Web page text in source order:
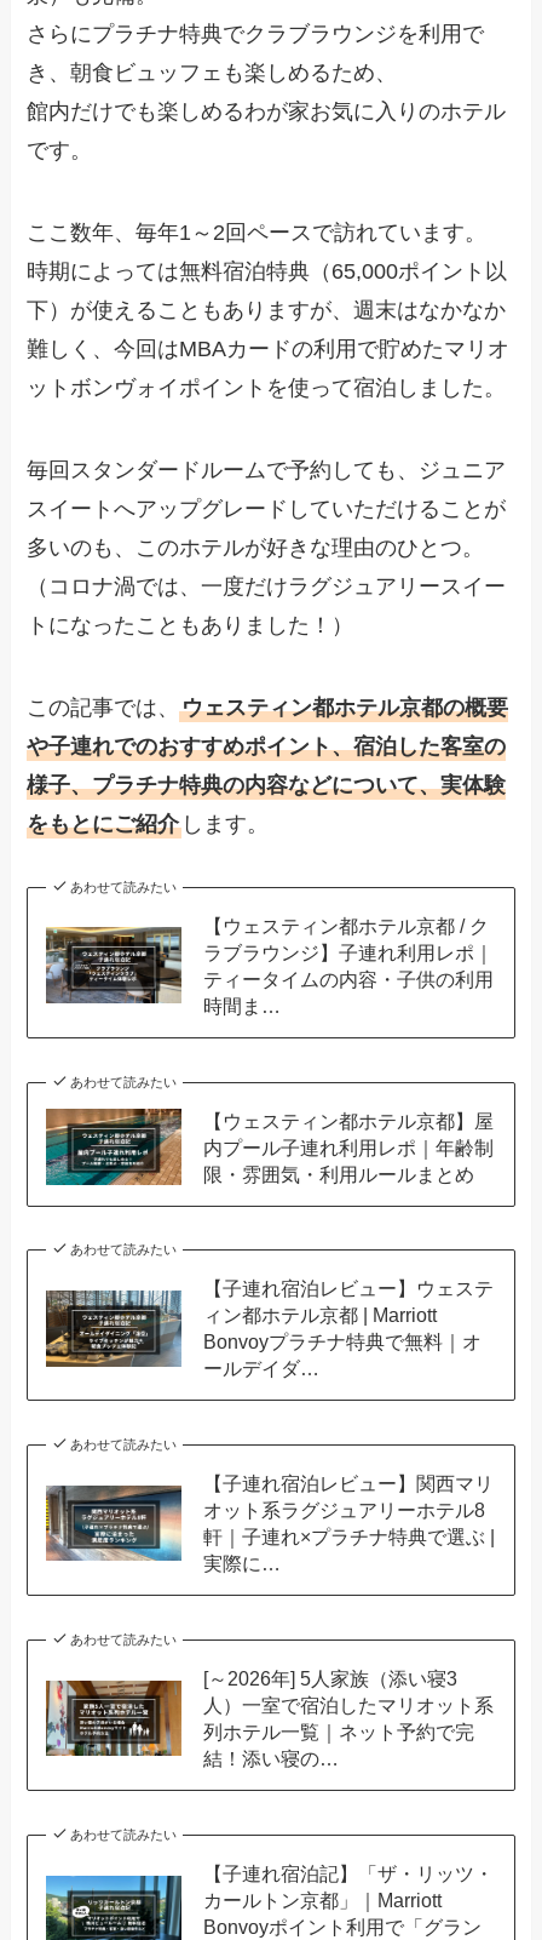
さらにプラチナ特典でクラブラウンジを利用で
き、朝食ビュッフェも楽しめるため、
館内だけでも楽しめるわが家お気に入りのホテル
です。
ここ数年、毎年1～2回ペースで訪れています。
時期によっては無料宿泊特典（65,000ポイント以
下）が使えることもありますが、週末はなかなか
難しく、今回はMBAカードの利用で貯めたマリオ
ットボンヴォイポイントを使って宿泊しました。
毎回スタンダードルームで予約しても、ジュニア
スイートへアップグレードしていただけることが
多いのも、このホテルが好きな理由のひとつ。
（コロナ渦では、一度だけラグジュアリースイー
トになったこともありました！）
この記事では、ウェスティン都ホテル京都の概要
や子連れでのおすすめポイント、宿泊した客室の
様子、プラチナ特典の内容などについて、実体験
をもとにご紹介 します。
あわせて読みたい
【ウェスティン都ホテル京都 / ク
ラブラウンジ】子連れ利用レポ｜
ティータイムの内容・子供の利用
時間ま…
あわせて読みたい
【ウェスティン都ホテル京都】屋
内プール子連れ利用レポ｜年齢制
限・雰囲気・利用ルールまとめ
あわせて読みたい
【子連れ宿泊レビュー】ウェステ
ィン都ホテル京都 | Marriott
Bonvoyプラチナ特典で無料｜オ
ールデイダ…
あわせて読みたい
【子連れ宿泊レビュー】関西マリ
オット系ラグジュアリーホテル8
軒｜子連れ×プラチナ特典で選ぶ |
実際に…
あわせて読みたい
[～2026年] 5人家族（添い寝3
人）一室で宿泊したマリオット系
列ホテル一覧｜ネット予約で完
結！添い寝の…
あわせて読みたい
【子連れ宿泊記】「ザ・リッツ・
カールトン京都」｜Marriott
Bonvoyポイント利用で「グラン